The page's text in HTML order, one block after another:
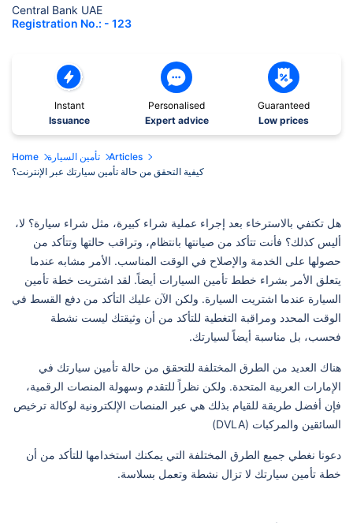
Central Bank UAE
Registration No.: - 123
Instant
Issuance
Personalised
Expert advice
Guaranteed
Low prices
Home تأمين السيارة
Articles
كيفية التحقق من حالة تأمين سيارتك عبر الإنترنت؟
هل تكتفي بالاسترخاء بعد إجراء عملية شراء كبيرة، مثل شراء سيارة؟ لا،
أليس كذلك؟ فأنت تتأكد من صيانتها بانتظام، وتراقب حالتها وتتأكد من
حصولها على الخدمة والإصلاح في الوقت المناسب. الأمر مشابه عندما
يتعلق الأمر بشراء خطط تأمين السيارات أيضاً. لقد اشتريت خطة تأمين
السيارة عندما اشتريت السيارة. ولكن الآن عليك التأكد من دفع القسط في
الوقت المحدد ومراقبة التغطية للتأكد من أن وثيقتك ليست نشطة
فحسب، بل مناسبة أيضاً لسيارتك.
هناك العديد من الطرق المختلفة للتحقق من حالة تأمين سيارتك في
الإمارات العربية المتحدة. ولكن نظراً للتقدم وسهولة المنصات الرقمية،
فإن أفضل طريقة للقيام بذلك هي عبر المنصات الإلكترونية لوكالة ترخيص
السائقين والمركبات (DVLA)
دعونا نغطي جميع الطرق المختلفة التي يمكنك استخدامها للتأكد من أن
خطة تأمين سيارتك لا تزال نشطة وتعمل بسلاسة.